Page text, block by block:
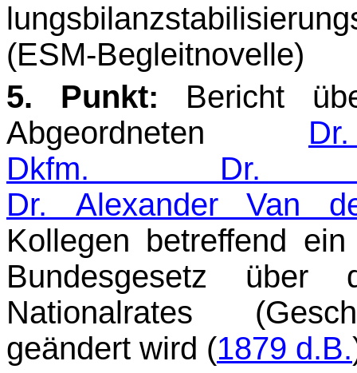
(ESM-Begleitnovelle)
5. Punkt: Bericht
Abgeordneten
Dkfm. Dr.
Dr. Alexander Van
Kollegen betreffend
Bundesgesetz über
Nationalrates
geändert wird (1879 d.B.